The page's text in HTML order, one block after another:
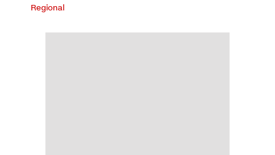
Regional